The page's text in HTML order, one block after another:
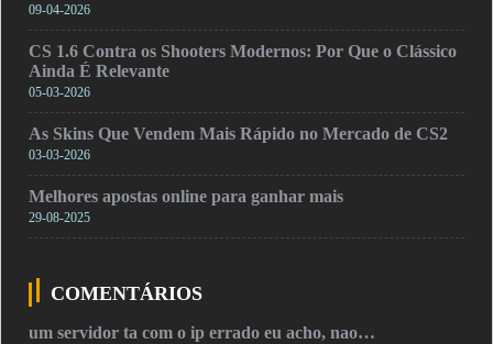
09-04-2026
CS 1.6 Contra os Shooters Modernos: Por Que o Clássico
Ainda É Relevante
05-03-2026
As Skins Que Vendem Mais Rápido no Mercado de CS2
03-03-2026
Melhores apostas online para ganhar mais
29-08-2025
COMENTÁRIOS
um servidor ta com o ip errado eu acho, nao…